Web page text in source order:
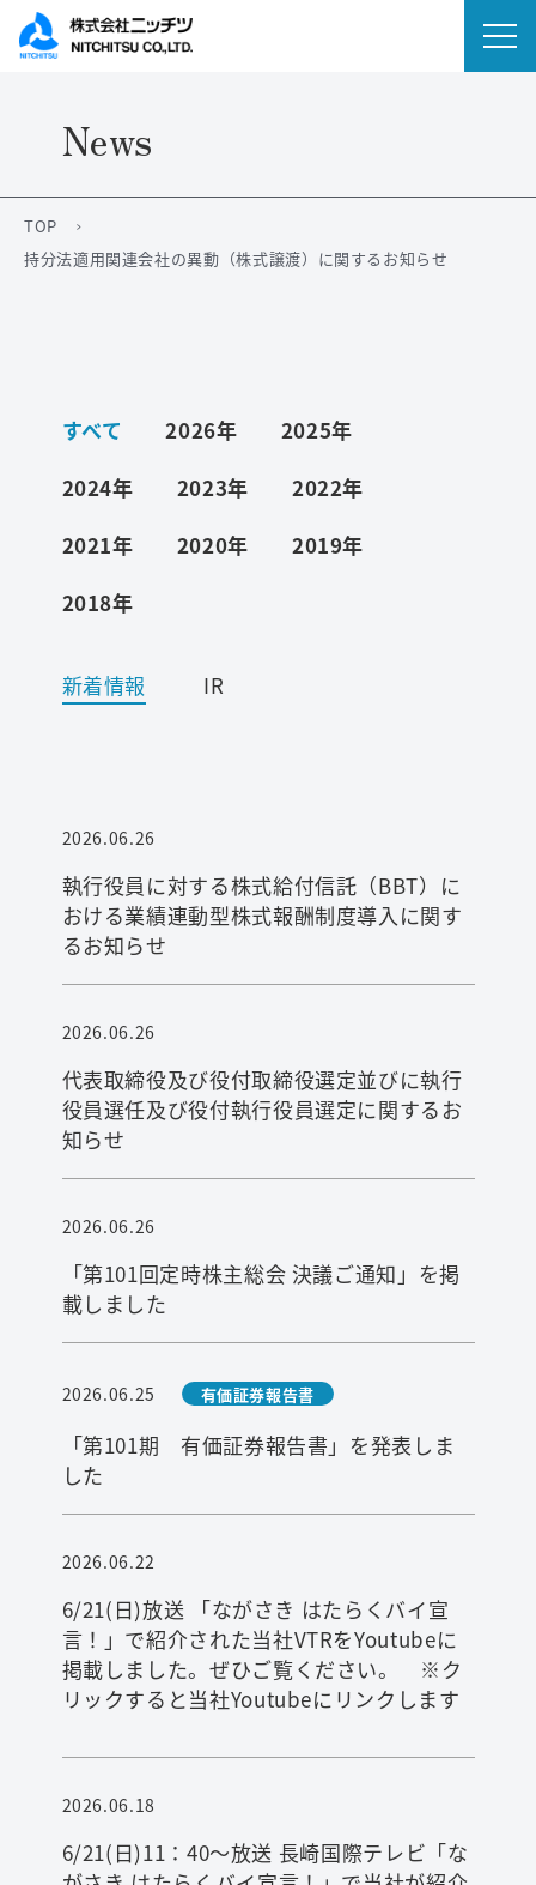
事業内容
IR情報
ご利用条件
TOP
持分法適用関連会社の異動（株式譲渡）に関するお知らせ
News
すべて 2026年
2025年
2024年
2023年
2022年
2021年
2020年
2019年
2018年
新着情報 IR
2026.06.26
執行役員に対する株式給付信託（BBT）に
おける業績連動型株式報酬制度導入に関す
るお知らせ
2026.06.26
代表取締役及び役付取締役選定並びに執行
役員選任及び役付執行役員選定に関するお
知らせ
2026.06.26
「第101回定時株主総会 決議ご通知」を掲
載しました
2026.06.25 有価証券報告書
「第101期 有価証券報告書」を発表しま
した
2026.06.22
6/21(日)放送 「ながさき はたらくバイ宣
言！」で紹介された当社VTRをYoutubeに
掲載しました。ぜひご覧ください。 ※ク
リックすると当社Youtubeにリンクします
2026.06.18
6/21(日)11：40～放送 長崎国際テレビ「な